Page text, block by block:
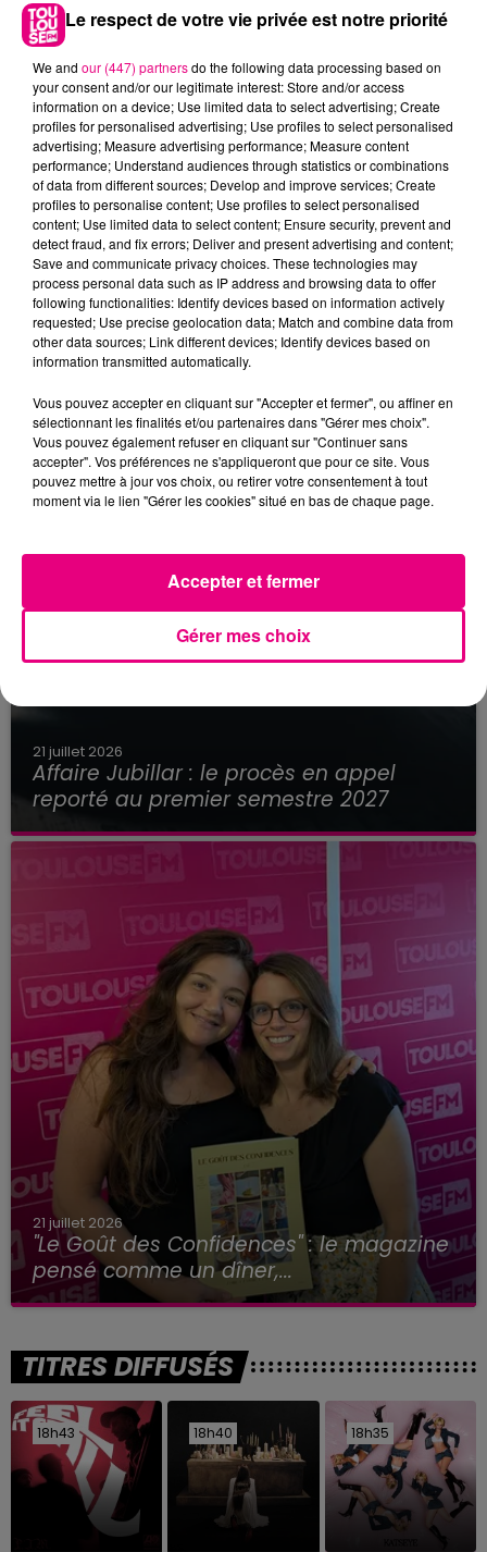
22 juillet 2026
Toulouse : circulation perturbée dans le
secteur François Verdier...
21 juillet 2026
Affaire Jubillar : le procès en appel
reporté au premier semestre 2027
21 juillet 2026
"Le Goût des Confidences" : le magazine
pensé comme un dîner,...
TITRES DIFFUSÉS
18h43
18h43 18h40
18h40 18h35
18h35
Le respect de votre vie privée est notre priorité
We and our (447) partnersdo the following data processing based on
your consent and/or our legitimate interest: Store and/or access
information on a device; Use limited data to select advertising; Create
profiles for personalised advertising; Use profiles to select personalised
advertising; Measure advertising performance; Measure content
performance; Understand audiences through statistics or combinations
of data from different sources; Develop and improve services; Create
profiles to personalise content; Use profiles to select personalised
content; Use limited data to select content; Ensure security, prevent and
detect fraud, and fix errors; Deliver and present advertising and content;
Save and communicate privacy choices. These technologies may
process personal data such as IP address and browsing data to offer
following functionalities: Identify devices based on information actively
requested; Use precise geolocation data; Match and combine data from
other data sources; Link different devices; Identify devices based on
information transmitted automatically.
Vous pouvez accepter en cliquant sur "Accepter et fermer", ou affiner en
sélectionnant les finalités et/ou partenaires dans "Gérer mes choix".
Vous pouvez également refuser en cliquant sur "Continuer sans
accepter". Vos préférences ne s'appliqueront que pour ce site. Vous
pouvez mettre à jour vos choix, ou retirer votre consentement à tout
moment via le lien "Gérer les cookies" situé en bas de chaque page.
Gérer mes choix
Accepter et fermer